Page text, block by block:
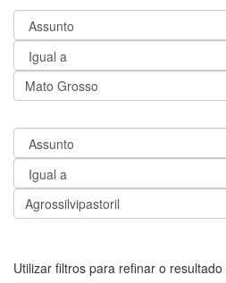
Utilizar filtros para refinar o